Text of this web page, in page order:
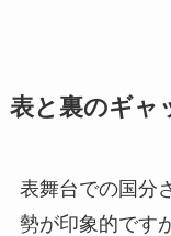
表と裏のギャ
表舞台での国分
勢が印象的です